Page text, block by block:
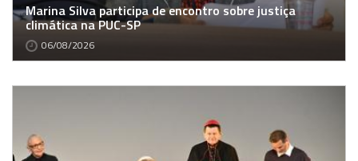
Marina Silva participa de encontro sobre justiça
climática na PUC-SP
06/08/2026